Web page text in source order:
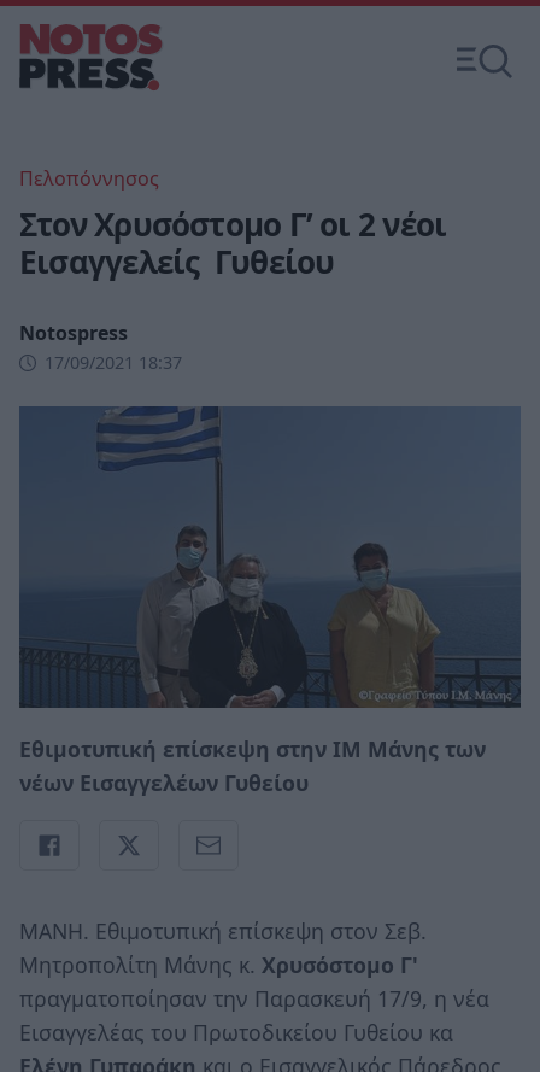
Πελοπόννησος
Στον Χρυσόστομο Γ’ οι 2 νέοι
Εισαγγελείς Γυθείου
Notospress
17/09/2021 18:37
Εθιμοτυπική επίσκεψη στην ΙΜ Μάνης των
νέων Εισαγγελέων Γυθείου
ΜΑΝΗ. Εθιμοτυπική επίσκεψη στον Σεβ.
Μητροπολίτη Μάνης κ. Χρυσόστομο Γ'
πραγματοποίησαν την Παρασκευή 17/9, η νέα
Εισαγγελέας του Πρωτοδικείου Γυθείου κα
Ελένη Γυπαράκη και ο Εισαγγελικός Πάρεδρος